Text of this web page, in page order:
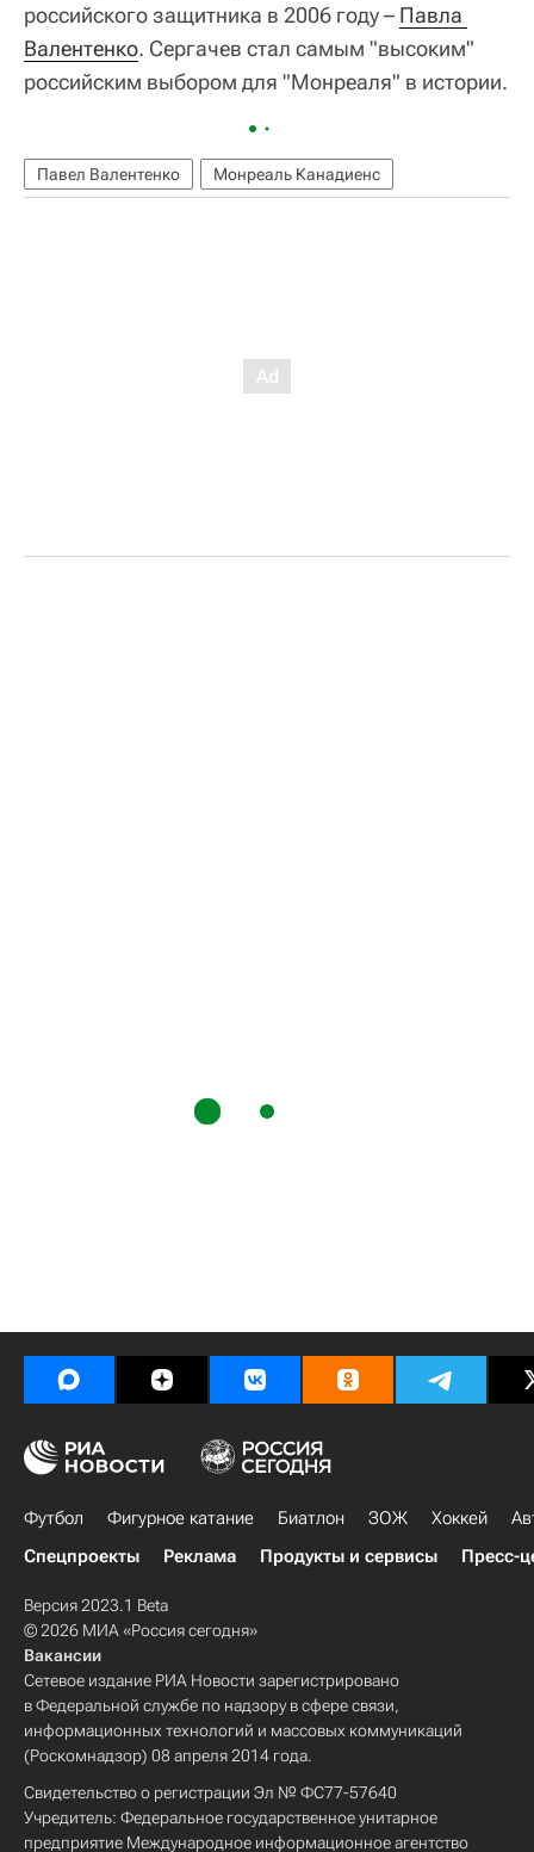
российского защитника в 2006 году – Павла
Валентенко. Сергачев стал самым "высоким"
российским выбором для "Монреаля" в истории.
Павел Валентенко Монреаль Канадиенс
Футбол Фигурное катание Биатлон ЗОЖ Хоккей
Спецпроекты
Реклама Продукты и сервисы Пресс-
Версия 2023.1 Beta
© 2026 МИА «Россия сегодня»
Вакансии
Сетевое издание РИА Новости зарегистрировано
в Федеральной службе по надзору в сфере связи,
информационных технологий и массовых коммуникаций
(Роскомнадзор) 08 апреля 2014 года.
Свидетельство о регистрации Эл № ФС77-57640
Учредитель: Федеральное государственное унитарное
предприятие Международное информационное агентство